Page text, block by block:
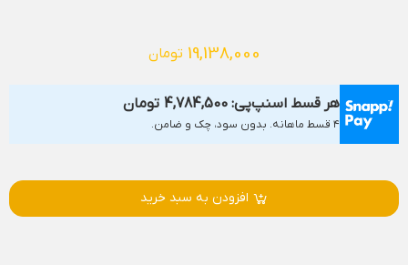
19,138,000 تومان
هر قسط اسنپ‌پی: 4,784,500 تومان
۴ قسط ماهانه. بدون سود، چک و ضامن.
افزودن به سبد خرید